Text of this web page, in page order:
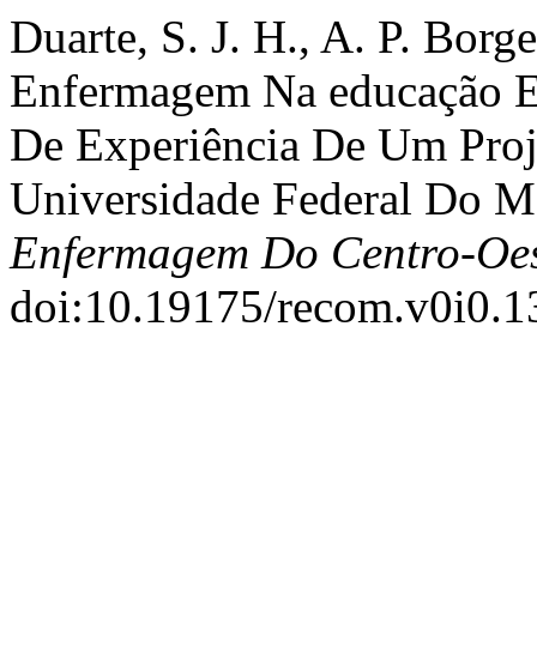
Duarte, S. J. H., A. P.
Enfermagem Na educação
De Experiência De Um
Universidade Federal Do
Enfermagem Do Centro-
doi:10.19175/